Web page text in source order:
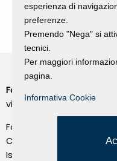
Fondazione Dino Zoli
viale Bologna 288, Forlì
Fondo dot. euro 285.000
CF e P.IVA 03692820404
Isc.Reg Per.Giu. n. 10404
esperienza di
preferenze.
Premendo "Nega" si
tecnici.
Per maggiori
pagina.
Informativa Cookie